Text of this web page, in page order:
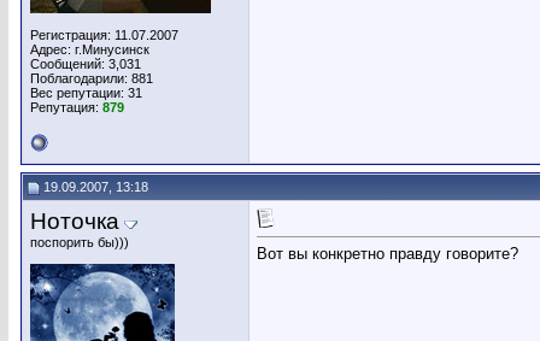
Регистрация: 11.07.2007
Адрес: г.Минусинск
Сообщений: 3,031
Поблагодарили: 881
Вес репутации: 31
Репутация: 879
19.09.2007, 13:18
Ноточка
поспорить бы)))
Вот вы конкретно правду говорите?